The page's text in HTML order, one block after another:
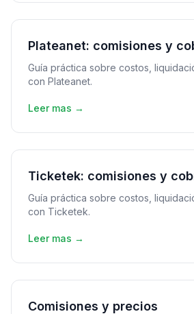
Plateanet: comisiones y
Guía práctica sobre costos,
con Plateanet.
Leer mas →
Ticketek: comisiones y
Guía práctica sobre costos,
con Ticketek.
Leer mas →
Comisiones y precios